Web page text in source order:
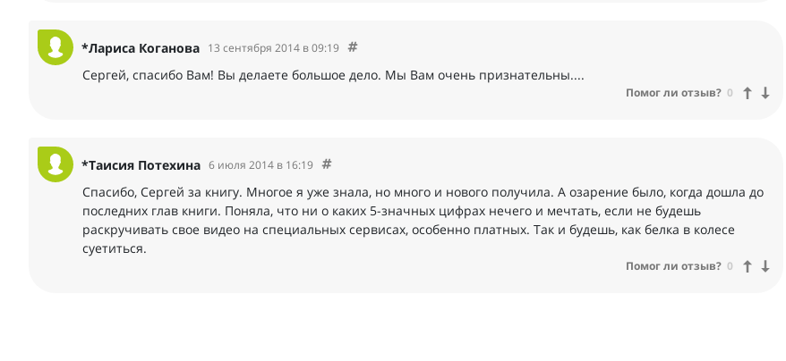
*Лариса Коганова 13 сентября 2014 в 09:19
Сергей, спасибо Вам! Вы делаете большое дело. Мы Вам очень признательны....
Помог ли отзыв? 0
*Таисия Потехина 6 июля 2014 в 16:19
Спасибо, Сергей за книгу. Многое я уже знала, но много и нового получила. А озарение было, когда дошла до
последних глав книги. Поняла, что ни о каких 5-значных цифрах нечего и мечтать, если не будешь
раскручивать свое видео на специальных сервисах, особенно платных. Так и будешь, как белка в колесе
суетиться.
Помог ли отзыв? 0